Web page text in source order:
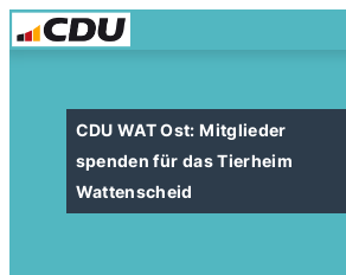
CDU WAT Ost: Mitglieder
spenden für das Tierheim
Wattenscheid